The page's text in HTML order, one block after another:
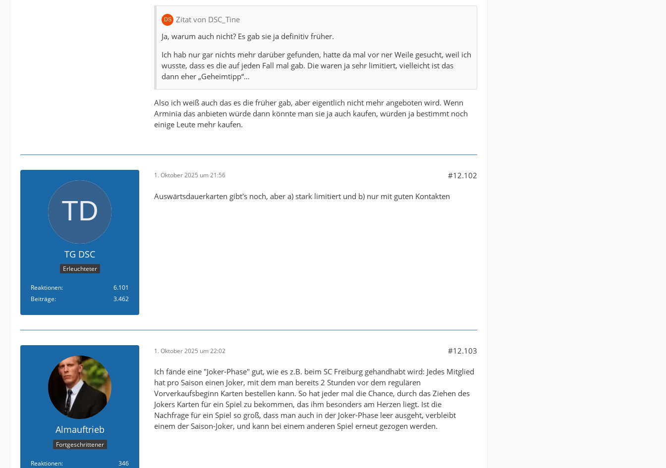
Zitat von DSC_Tine
Ja, warum auch nicht? Es gab sie ja definitiv früher.
Ich hab nur gar nichts mehr darüber gefunden, hatte da mal vor ner Weile gesucht, weil ich
wusste, dass es die auf jeden Fall mal gab. Die waren ja sehr limitiert, vielleicht ist das
dann eher „Geheimtipp“…
Also ich weiß auch das es die früher gab, aber eigentlich nicht mehr angeboten wird. Wenn
Arminia das anbieten würde dann könnte man sie ja auch kaufen, würden ja bestimmt noch
einige Leute mehr kaufen.
TG DSC
Erleuchteter
Reaktionen
6.101
Beiträge
3.462
1. Oktober 2025 um 21:56 #12.102
Auswärtsdauerkarten gibt's noch, aber a) stark limitiert und b) nur mit guten Kontakten
Almauftrieb
Fortgeschrittener
Reaktionen
346
1. Oktober 2025 um 22:02 #12.103
Ich fände eine "Joker-Phase" gut, wie es z.B. beim SC Freiburg gehandhabt wird: Jedes Mitglied
hat pro Saison einen Joker, mit dem man bereits 2 Stunden vor dem regulären
Vorverkaufsbeginn Karten bestellen kann. So hat jeder mal die Chance, durch das Ziehen des
Jokers Karten für ein Spiel zu bekommen, das ihm besonders am Herzen liegt. Ist die
Nachfrage für ein Spiel so groß, dass man auch in der Joker-Phase leer ausgeht, verbleibt
einem der Saison-Joker, und kann bei einem anderen Spiel erneut gezogen werden.